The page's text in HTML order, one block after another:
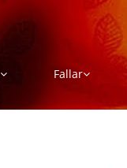
Fallar